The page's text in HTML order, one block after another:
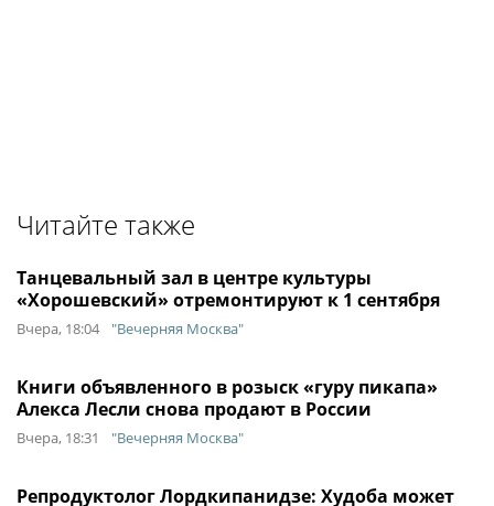
Читайте также
Танцевальный зал в центре культуры
«Хорошевский» отремонтируют к 1 сентября
Вчера, 18:04 "Вечерняя Москва"
Книги объявленного в розыск «гуру пикапа»
Алекса Лесли снова продают в России
Вчера, 18:31 "Вечерняя Москва"
Репродуктолог Лордкипанидзе: Худоба может